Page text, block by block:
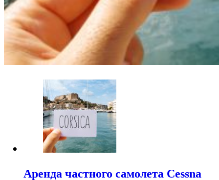
Аренда частного самолета Cessna